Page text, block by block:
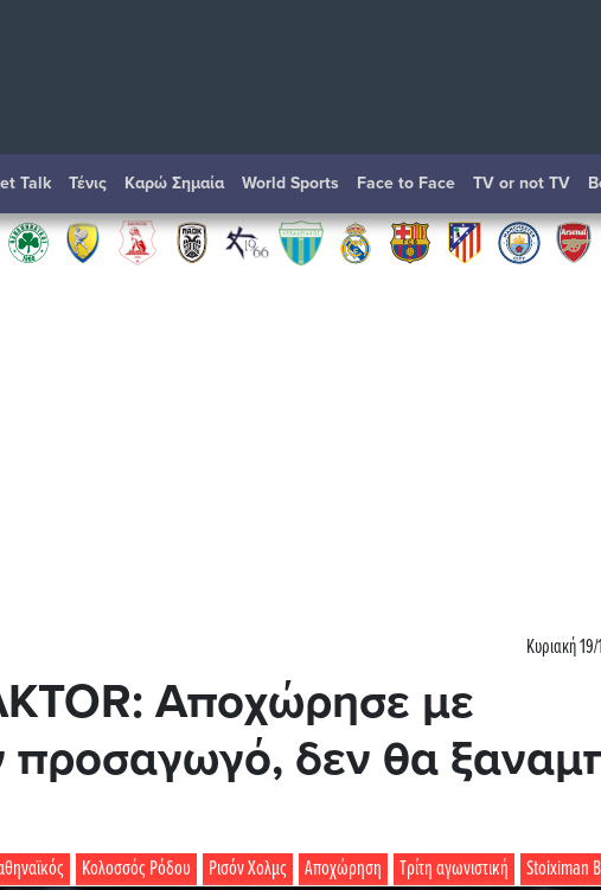
Talk Τένις Καρώ Σημαία World Sports Face to Face TV or not TV
Κυριακή
Αποχώρησε με
προσαγωγό, δεν θα
Stoiximan
Τρίτη αγωνιστική
Αποχώρηση
Ρισόν Χολμς
Κολοσσός Ρόδου